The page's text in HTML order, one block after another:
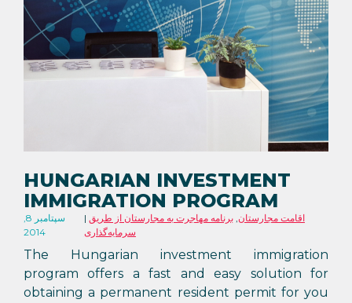
HUNGARIAN INVESTMENT
IMMIGRATION PROGRAM
سپتامبر 8,
2014
اقامت مجارستان,برنامه مهاجرت به مجارستان از طریق
سرمایه‌گذاری
The Hungarian investment immigration
program offers a fast and easy solution for
obtaining a permanent resident permit for you